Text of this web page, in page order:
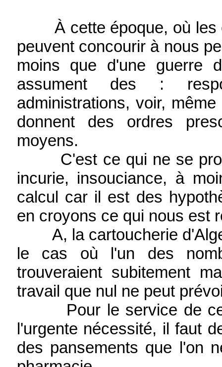
À cette époque, où les
peuvent concourir à nous
moins que d'une guerre
assument des :
administrations, voir,
donnent des ordres
moyens.
C'est ce qui ne se
incurie, insouciance, à
calcul car il est des
en croyons ce qui nous est
A, la cartoucherie
le cas où l'un des
trouveraient subitement
travail que nul ne peut
Pour le service de
l'urgente nécessité, il faut
des pansements que l'on